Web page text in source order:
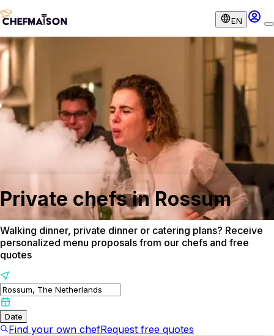
EN
Private chefs in Rossum
Walking dinner, private dinner or catering plans? Receive
personalized menu proposals from our chefs and free
quotes
Date
Find your own chefRequest free quotes